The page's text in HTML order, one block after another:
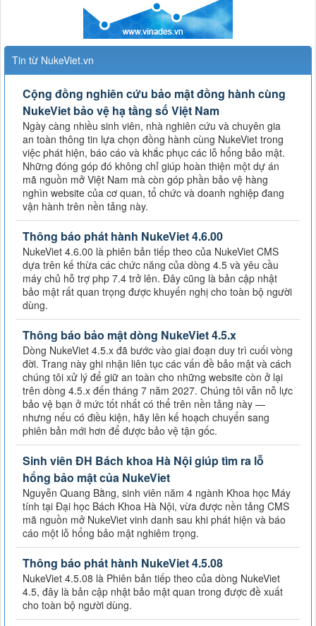
Tin từ NukeViet.vn
Cộng đồng nghiên cứu bảo mật đồng hành cùng
NukeViet bảo vệ hạ tầng số Việt Nam
Ngày càng nhiều sinh viên, nhà nghiên cứu và chuyên gia
an toàn thông tin lựa chọn đồng hành cùng NukeViet trong
việc phát hiện, báo cáo và khắc phục các lỗ hổng bảo mật.
Những đóng góp đó không chỉ giúp hoàn thiện một dự án
mã nguồn mở Việt Nam mà còn góp phần bảo vệ hàng
nghìn website của cơ quan, tổ chức và doanh nghiệp đang
vận hành trên nền tảng này.
Thông báo phát hành NukeViet 4.6.00
NukeViet 4.6.00 là phiên bản tiếp theo của NukeViet CMS
dựa trên kế thừa các chức năng của dòng 4.5 và yêu cầu
máy chủ hỗ trợ php 7.4 trở lên. Đây cũng là bản cập nhật
bảo mật rất quan trọng được khuyến nghị cho toàn bộ người
dùng.
Thông báo bảo mật dòng NukeViet 4.5.x
Dòng NukeViet 4.5.x đã bước vào giai đoạn duy trì cuối vòng
đời. Trang này ghi nhận liên tục các vấn đề bảo mật và cách
chúng tôi xử lý để giữ an toàn cho những website còn ở lại
trên dòng 4.5.x đến tháng 7 năm 2027. Chúng tôi vẫn nỗ lực
bảo vệ bạn ở mức tốt nhất có thể trên nền tảng này —
nhưng nếu có điều kiện, hãy lên kế hoạch chuyển sang
phiên bản mới hơn để được bảo vệ tận gốc.
Sinh viên ĐH Bách khoa Hà Nội giúp tìm ra lỗ
hổng bảo mật của NukeViet
Nguyễn Quang Bằng, sinh viên năm 4 ngành Khoa học Máy
tính tại Đại học Bách Khoa Hà Nội, vừa được nền tảng CMS
mã nguồn mở NukeViet vinh danh sau khi phát hiện và báo
cáo một lỗ hổng bảo mật nghiêm trọng.
Thông báo phát hành NukeViet 4.5.08
NukeViet 4.5.08 là Phiên bản tiếp theo của dòng NukeViet
4.5, đây là bản cập nhật bảo mật quan trong được đề xuất
cho toàn bộ người dùng.